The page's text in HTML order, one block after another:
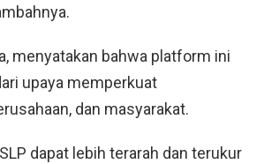
, menyatakan bahwa platform ini
upaya memperkuat
dan masyarakat.
dapat lebih terarah dan terukur